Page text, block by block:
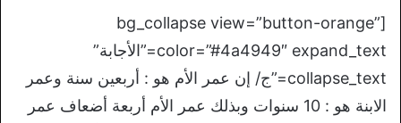
[bg_collapse view=”button-orange”
color=”#4a4949″ expand_text=”الأجابة”
collapse_text=”ج/ إن عمر الأم هو : أربعين سنة وعمر
الابنة هو : 10 سنوات وبذلك عمر الأم أربعة أضعاف عمر